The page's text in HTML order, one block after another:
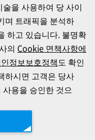
을 사용하여 당 사이
며 트래픽을 분석하
하고 있습니다. 불명확
의 Cookie 면책사항에
정보보호정책도 확인
하시면 고객은 당사
용을 승인한 것으